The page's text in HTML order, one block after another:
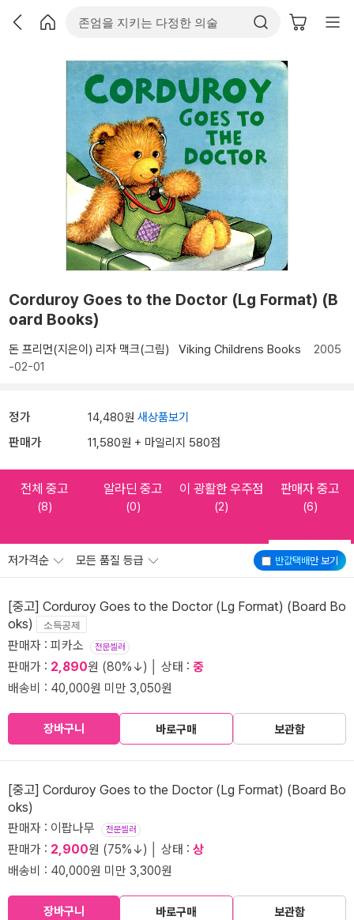
Corduroy Goes to the Doctor (Lg Format) (B
oard Books)
돈 프리먼(지은이) 리자 맥크(그림) Viking Childrens Books
2005
-02-01
정가 14,480원 새상품보기
판매가 11,580원 + 마일리지 580점
전체 중고
(8)
알라딘 중고
(0)
이 광활한 우주점
(2)
판매자 중고
(6)
반값택배만 보기
저가격순 모든 품질 등급
[중고] Corduroy Goes to the Doctor (Lg Format) (Board Bo
oks)
소득공제
판매자 : 피카소 전문셀러
판매가 : 2,890원 (80%↓) │ 상태 : 중
배송비 : 40,000원 미만 3,050원
장바구니 바로구매 보관함
[중고] Corduroy Goes to the Doctor (Lg Format) (Board Bo
oks)
판매자 : 이팝나무 전문셀러
판매가 : 2,900원 (75%↓) │ 상태 : 상
배송비 : 40,000원 미만 3,300원
장바구니 바로구매 보관함